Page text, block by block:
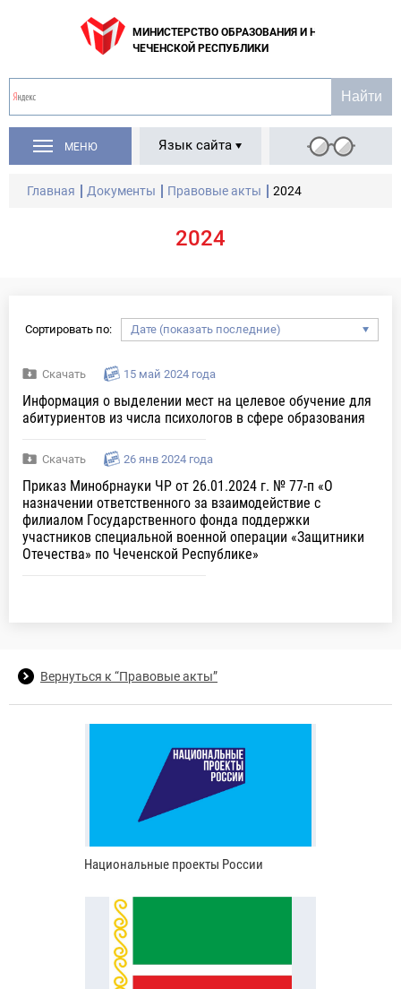
МИНИСТЕРСТВО ОБРАЗОВАНИЯ И НАУКИ
ЧЕЧЕНСКОЙ РЕСПУБЛИКИ
МЕНЮ Язык сайта
Главная Документы Правовые акты 2024
2024
Сортировать по:
Скачать 15 май 2024 года
Информация о выделении мест на целевое обучение для
абитуриентов из числа психологов в сфере образования
Скачать 26 янв 2024 года
Приказ Минобрнауки ЧР от 26.01.2024 г. № 77-п «О
назначении ответственного за взаимодействие с
филиалом Государственного фонда поддержки
участников специальной военной операции «Защитники
Отечества» по Чеченской Республике»
Вернуться к “Правовые акты”
Национальные проекты России